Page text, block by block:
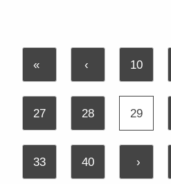
« ‹ 10
27 28 29
33 40 ›